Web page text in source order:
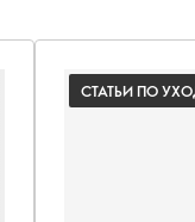
СТАТЬИ ПО